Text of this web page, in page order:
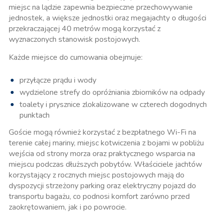
miejsc na lądzie zapewnia bezpieczne przechowywanie
jednostek, a większe jednostki oraz megajachty o długości
przekraczającej 40 metrów mogą korzystać z
wyznaczonych stanowisk postojowych.
Każde miejsce do cumowania obejmuje:
przyłącze prądu i wody
wydzielone strefy do opróżniania zbiorników na odpady
toalety i prysznice zlokalizowane w czterech dogodnych
punktach
Goście mogą również korzystać z bezpłatnego Wi-Fi na
terenie całej mariny, miejsc kotwiczenia z bojami w pobliżu
wejścia od strony morza oraz praktycznego wsparcia na
miejscu podczas dłuższych pobytów. Właściciele jachtów
korzystający z rocznych miejsc postojowych mają do
dyspozycji strzeżony parking oraz elektryczny pojazd do
transportu bagażu, co podnosi komfort zarówno przed
zaokrętowaniem, jak i po powrocie.